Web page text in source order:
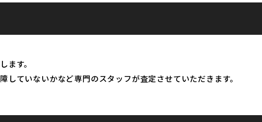
ます。
していないかなど専門のスタッフが査定させていただきます。